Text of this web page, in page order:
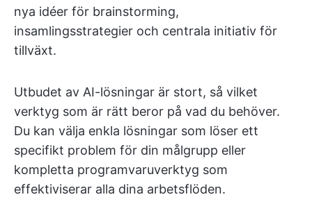
nya idéer för brainstorming,
insamlingsstrategier och centrala initiativ för
tillväxt.
Utbudet av AI-lösningar är stort, så vilket
verktyg som är rätt beror på vad du behöver.
Du kan välja enkla lösningar som löser ett
specifikt problem för din målgrupp eller
kompletta programvaruverktyg som
effektiviserar alla dina arbetsflöden.